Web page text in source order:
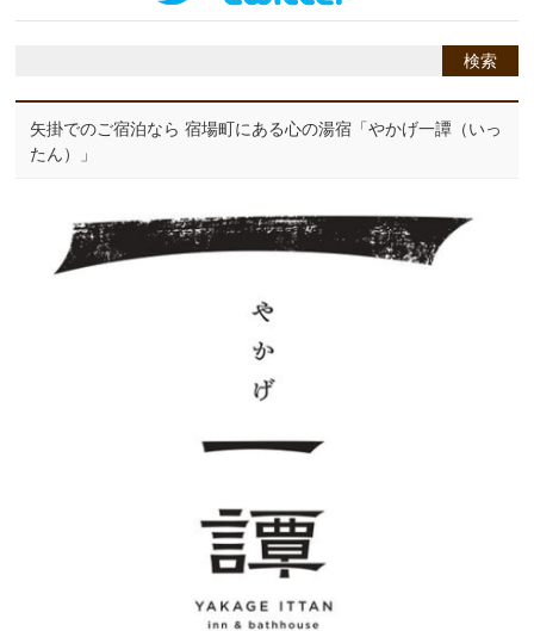
矢掛でのご宿泊なら 宿場町にある心の湯宿「やかげ一譚（いっ
たん）」